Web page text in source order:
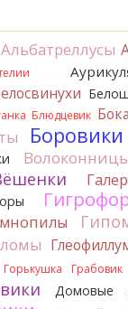
в ножке
цвета
на опушке под не
не
шляпки.
а определить
всех в том лесу
краснеет на срезе/
ножка на
обратно
не
Альбатреллусы
Блюдцевик
Боровики
Горькушка Грабовик
Домовые